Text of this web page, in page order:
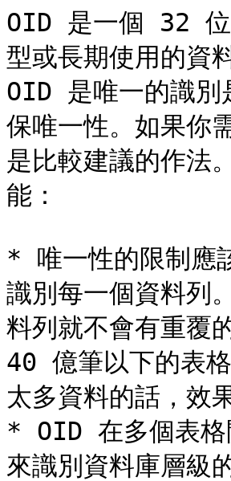
OID 是一個 32
型或長期使用的資
OID 是唯一的識別
保唯一性。如果你
是比較建議的作法
能：
* 唯一性的限制應
識別每一個資料列
料列就不會有重覆
40 億筆以下的表
太多資料的話，效
* OID 在多個表
來識別資料庫層級